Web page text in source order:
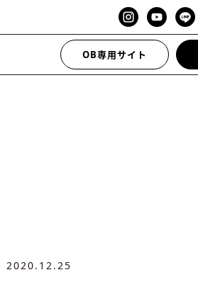
OB専用サイト
2020.12.25